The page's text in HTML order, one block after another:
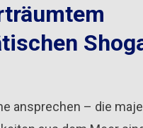
ansprechen – die